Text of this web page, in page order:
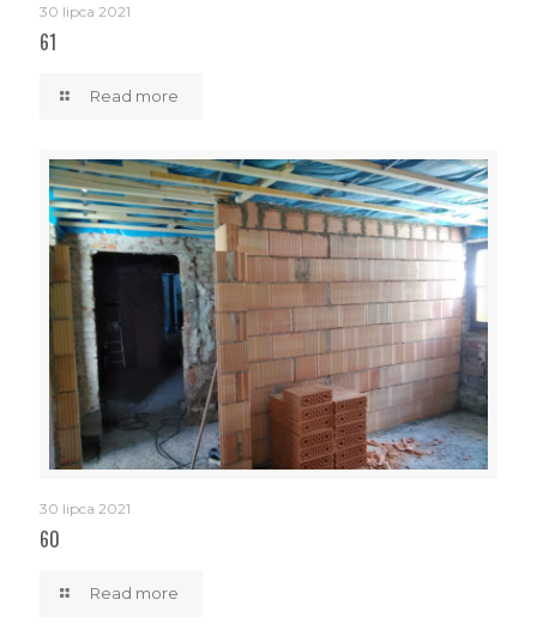
30 lipca 2021
61
Read more
30 lipca 2021
60
Read more